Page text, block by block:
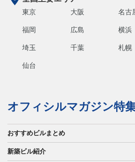
東京 大阪 名古
福岡 広島 横浜
埼玉 千葉 札幌
仙台
オフィシルマガジン特
おすすめビルまとめ
新築ビル紹介